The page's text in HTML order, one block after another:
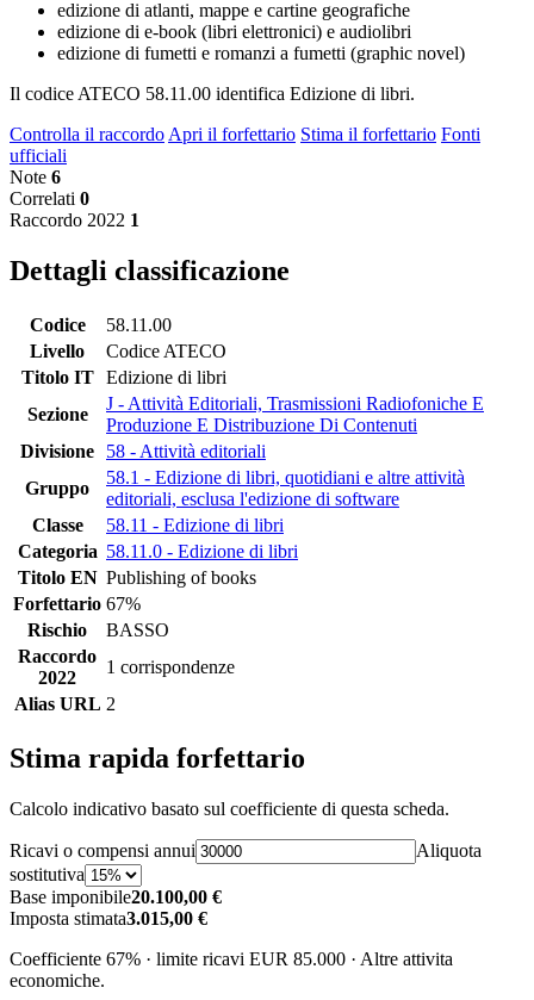
edizione di atlanti, mappe e cartine geografiche
edizione di e-book (libri elettronici) e audiolibri
edizione di fumetti e romanzi a fumetti (graphic novel)
Il codice ATECO 58.11.00 identifica Edizione di libri.
Controlla il raccordo Apri il forfettario Stima il forfettario Fonti
ufficiali
Note 6
Correlati 0
Raccordo 2022 1
Dettagli classificazione
Codice
58.11.00
Livello
Codice ATECO
Titolo IT
Edizione di libri
Sezione
J - Attività Editoriali, Trasmissioni Radiofoniche E
Produzione E Distribuzione Di Contenuti
Divisione
58 - Attività editoriali
Gruppo
58.1 - Edizione di libri, quotidiani e altre attività
editoriali, esclusa l'edizione di software
Classe
58.11 - Edizione di libri
Categoria 58.11.0 - Edizione di libri
Titolo EN Publishing of books
Forfettario 67%
Rischio
BASSO
Raccordo
2022
1 corrispondenze
Alias URL 2
Stima rapida forfettario
Calcolo indicativo basato sul coefficiente di questa scheda.
Ricavi o compensi annui
Aliquota
sostitutiva
Base imponibile20.100,00 €
Imposta stimata3.015,00 €
Coefficiente 67% · limite ricavi EUR 85.000 · Altre attivita
economiche.